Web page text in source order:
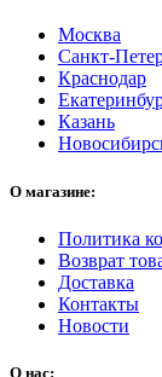
Москва
Санкт-
Краснодар
Казань
О магазине:
Политика
Возврат
Доставка
Контакты
Новости
О нас: